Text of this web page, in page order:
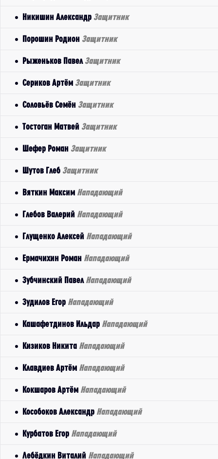
Никишин Александр Защитник
Порошин Родион Защитник
Рыженьков Павел Защитник
Сериков Артём Защитник
Соловьёв Семён Защитник
Тостоган Матвей Защитник
Шефер Роман Защитник
Шутов Глеб Защитник
Вяткин Максим Нападающий
Глебов Валерий Нападающий
Глущенко Алексей Нападающий
Ермачихин Роман Нападающий
Зубчинский Павел Нападающий
Зудилов Егор Нападающий
Кашафетдинов Ильдар Нападающий
Кизиков Никита Нападающий
Клавдиев Артём Нападающий
Кокшаров Артём Нападающий
Кособоков Александр Нападающий
Курбатов Егор Нападающий
Лебёдкин Виталий Нападающий